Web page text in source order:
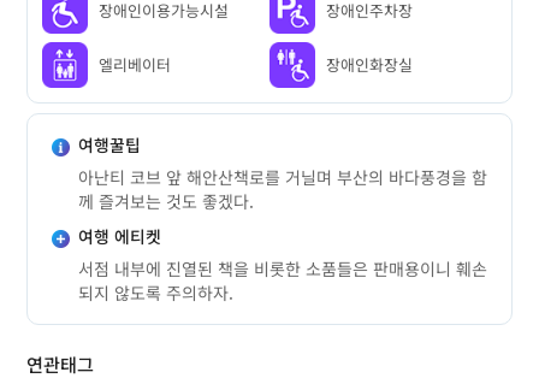
장애인이용가능시설 장애인주차장
엘리베이터 장애인화장실
여행꿀팁
아난티 코브 앞 해안산책로를 거닐며 부산의 바다풍경을 함
께 즐겨보는 것도 좋겠다.
여행 에티켓
서점 내부에 진열된 책을 비롯한 소품들은 판매용이니 훼손
되지 않도록 주의하자.
연관태그